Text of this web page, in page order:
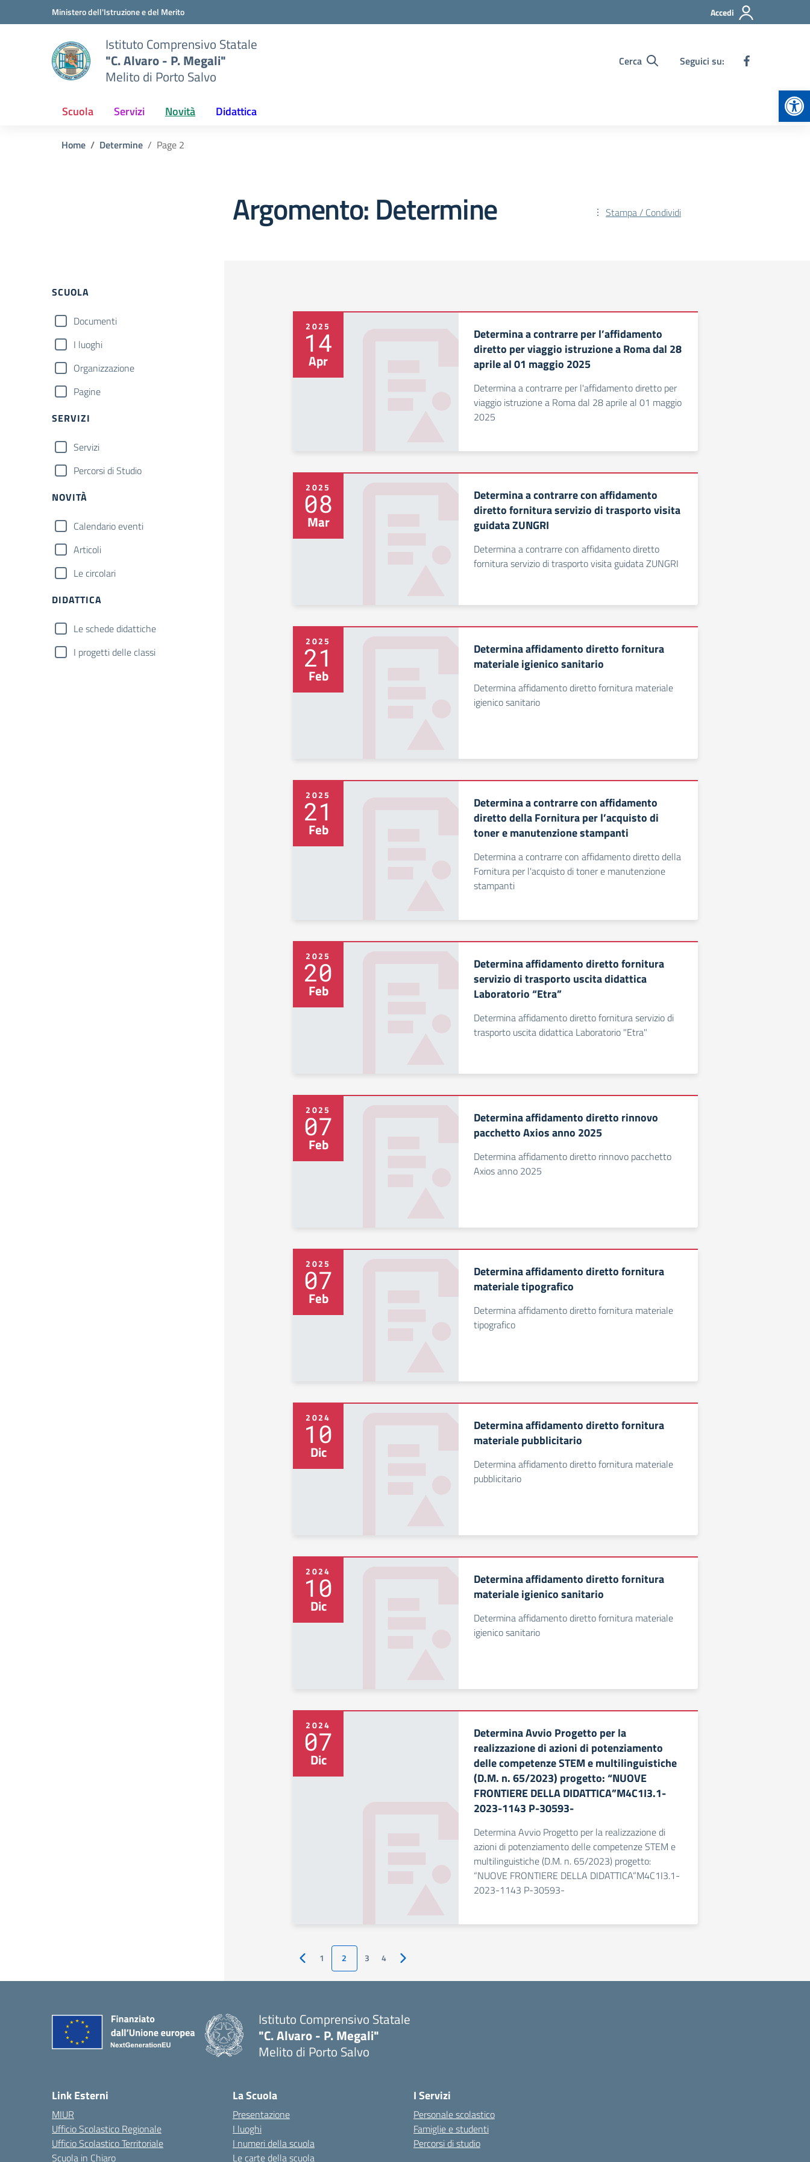
Vai ai contenuti
Vai al menu di navigazioneMinistero dell'Istruzione e del Merito Accedi
Istituto Comprensivo Statale
"C. Alvaro - P. Megali"
Melito di Porto Salvo
Cerca Seguici su:
Scuola Servizi Novità Didattica
Home Determine Page 2
Argomento: Determine Stampa / Condividi
Filtri
SCUOLA
Documenti
I luoghi
Organizzazione
Pagine
SERVIZI
Servizi
Percorsi di Studio
NOVITÀ
Calendario eventi
Articoli
Le circolari
DIDATTICA
Le schede didattiche
I progetti delle classi
2025
14
Apr
Determina a contrarre per l’affidamento
diretto per viaggio istruzione a Roma dal 28
aprile al 01 maggio 2025
Determina a contrarre per l'affidamento diretto per
viaggio istruzione a Roma dal 28 aprile al 01 maggio
2025
2025
08
Mar
Determina a contrarre con affidamento
diretto fornitura servizio di trasporto visita
guidata ZUNGRI
Determina a contrarre con affidamento diretto
fornitura servizio di trasporto visita guidata ZUNGRI
2025
21
Feb
Determina affidamento diretto fornitura
materiale igienico sanitario
Determina affidamento diretto fornitura materiale
igienico sanitario
2025
21
Feb
Determina a contrarre con affidamento
diretto della Fornitura per l’acquisto di
toner e manutenzione stampanti
Determina a contrarre con affidamento diretto della
Fornitura per l'acquisto di toner e manutenzione
stampanti
2025
20
Feb
Determina affidamento diretto fornitura
servizio di trasporto uscita didattica
Laboratorio “Etra”
Determina affidamento diretto fornitura servizio di
trasporto uscita didattica Laboratorio "Etra"
2025
07
Feb
Determina affidamento diretto rinnovo
pacchetto Axios anno 2025
Determina affidamento diretto rinnovo pacchetto
Axios anno 2025
2025
07
Feb
Determina affidamento diretto fornitura
materiale tipografico
Determina affidamento diretto fornitura materiale
tipografico
2024
10
Dic
Determina affidamento diretto fornitura
materiale pubblicitario
Determina affidamento diretto fornitura materiale
pubblicitario
2024
10
Dic
Determina affidamento diretto fornitura
materiale igienico sanitario
Determina affidamento diretto fornitura materiale
igienico sanitario
2024
07
Dic
Determina Avvio Progetto per la
realizzazione di azioni di potenziamento
delle competenze STEM e multilinguistiche
(D.M. n. 65/2023) progetto: “NUOVE
FRONTIERE DELLA DIDATTICA”M4C1I3.1-
2023-1143 P-30593-
Determina Avvio Progetto per la realizzazione di
azioni di potenziamento delle competenze STEM e
multilinguistiche (D.M. n. 65/2023) progetto:
“NUOVE FRONTIERE DELLA DIDATTICA”M4C1I3.1-
2023-1143 P-30593-
Pagina precedente
1 2 3 4 Pagina successiva
Istituto Comprensivo Statale
"C. Alvaro - P. Megali"
Melito di Porto Salvo
Link Esterni
MIUR
Ufficio Scolastico Regionale
Ufficio Scolastico Territoriale
Scuola in Chiaro
La Scuola
Presentazione
I luoghi
I numeri della scuola
Le carte della scuola
I Servizi
Personale scolastico
Famiglie e studenti
Percorsi di studio